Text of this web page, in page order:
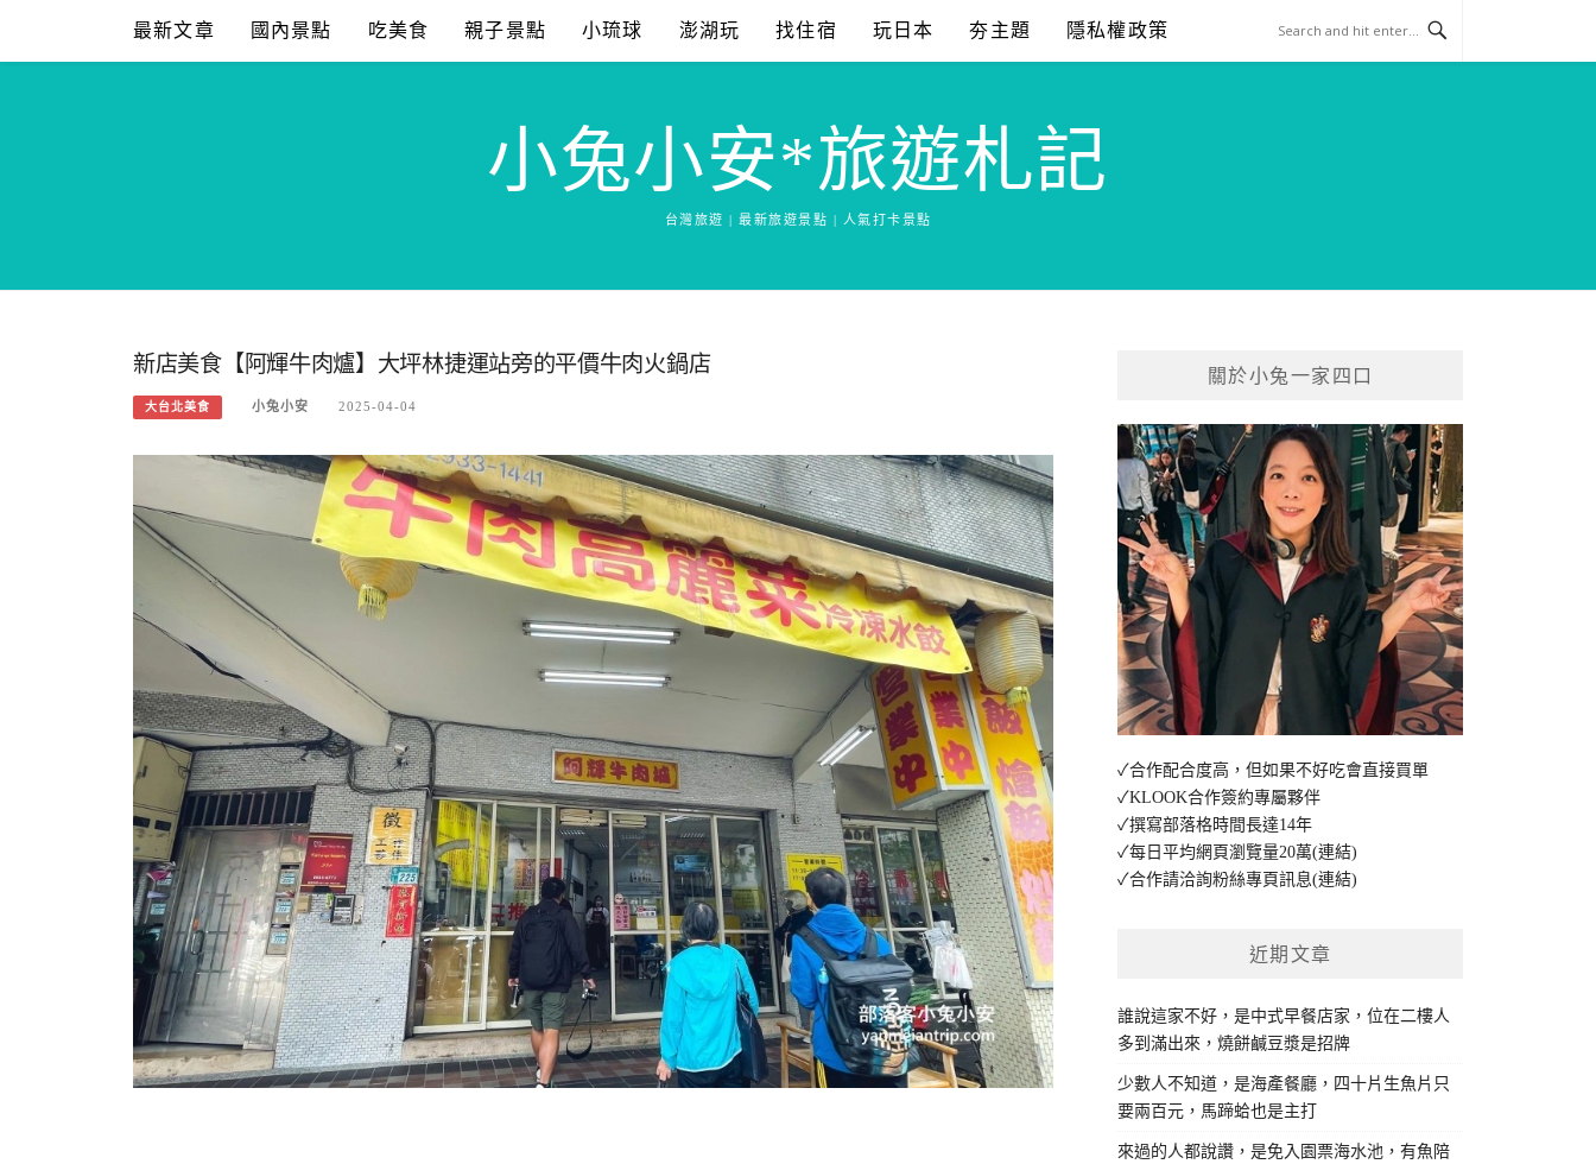
content
最新文章 國內景點 吃美食 親子景點 小琉球 澎湖玩 找住宿 玩日本 夯主題 隱私權政策
小兔小安*旅遊札記
台灣旅遊 | 最新旅遊景點 | 人氣打卡景點
新店美食【阿輝牛肉爐】大坪林捷運站旁的平價牛肉火鍋店
大台北美食 小兔小安 2025-04-04
關於小兔一家四口
✓合作配合度高，但如果不好吃會直接買單
✓KLOOK合作簽約專屬夥伴
✓撰寫部落格時間長達14年
✓每日平均網頁瀏覽量20萬(連結)
✓合作請洽詢粉絲專頁訊息(連結)
近期文章
誰說這家不好，是中式早餐店家，位在二樓人
多到滿出來，燒餅鹹豆漿是招牌
少數人不知道，是海產餐廳，四十片生魚片只
要兩百元，馬蹄蛤也是主打
來過的人都說讚，是免入園票海水池，有魚陪